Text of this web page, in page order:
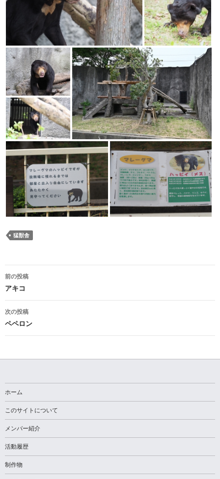
猛獣舎
投
稿
ナ
ビ
ー
ョ
ン
前の投稿
アキコ
次の投稿
ペペロン
ホーム
このサイトについて
メンバー紹介
活動履歴
制作物